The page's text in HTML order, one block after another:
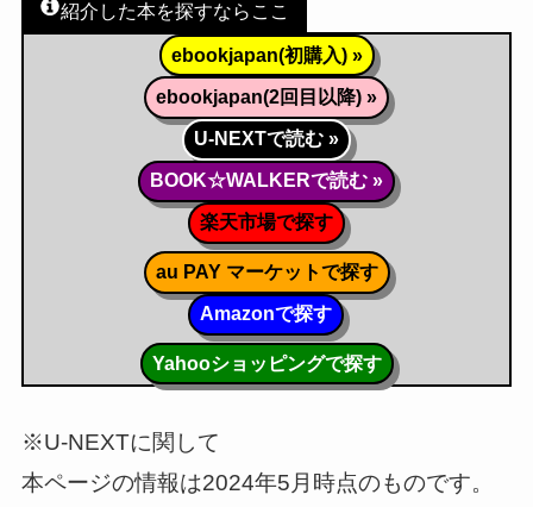
紹介した本を探すならここ
ebookjapan(初購入) »
ebookjapan(2回目以降) »
U-NEXTで読む »
BOOK☆WALKERで読む »
楽天市場で探す
au PAY マーケットで探す
Amazonで探す
Yahooショッピングで探す
※U-NEXTに関して
本ページの情報は2024年5月時点のものです。